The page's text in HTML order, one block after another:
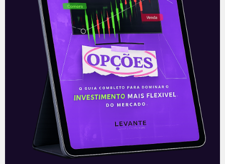
E EU COM ISSO
Privatização dos Correios
O presidente da Câmara dos Deputados,